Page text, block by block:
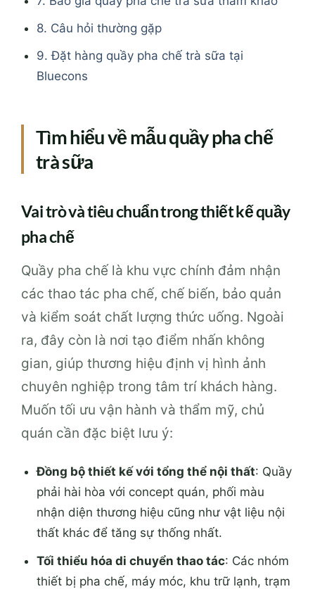
8. Câu hỏi thường gặp
9. Đặt hàng quầy pha chế trà sữa tại
Bluecons
Tìm hiểu về mẫu quầy pha chế
trà sữa
Vai trò và tiêu chuẩn trong thiết kế quầy
pha chế
Quầy pha chế là khu vực chính đảm nhận
các thao tác pha chế, chế biến, bảo quản
và kiểm soát chất lượng thức uống. Ngoài
ra, đây còn là nơi tạo điểm nhấn không
gian, giúp thương hiệu định vị hình ảnh
chuyên nghiệp trong tâm trí khách hàng.
Muốn tối ưu vận hành và thẩm mỹ, chủ
quán cần đặc biệt lưu ý:
Đồng bộ thiết kế với tổng thể nội thất: Quầy
phải hài hòa với concept quán, phối màu
nhận diện thương hiệu cũng như vật liệu nội
thất khác để tăng sự thống nhất.
Tối thiểu hóa di chuyển thao tác: Các nhóm
thiết bị pha chế, máy móc, khu trữ lạnh, trạm